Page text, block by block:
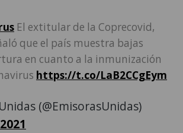
El extitular de la Coprecovid,
que el país muestra bajas
en cuanto a la inmunización
https://t.co/LaB2CCgEym
(@EmisorasUnidas)